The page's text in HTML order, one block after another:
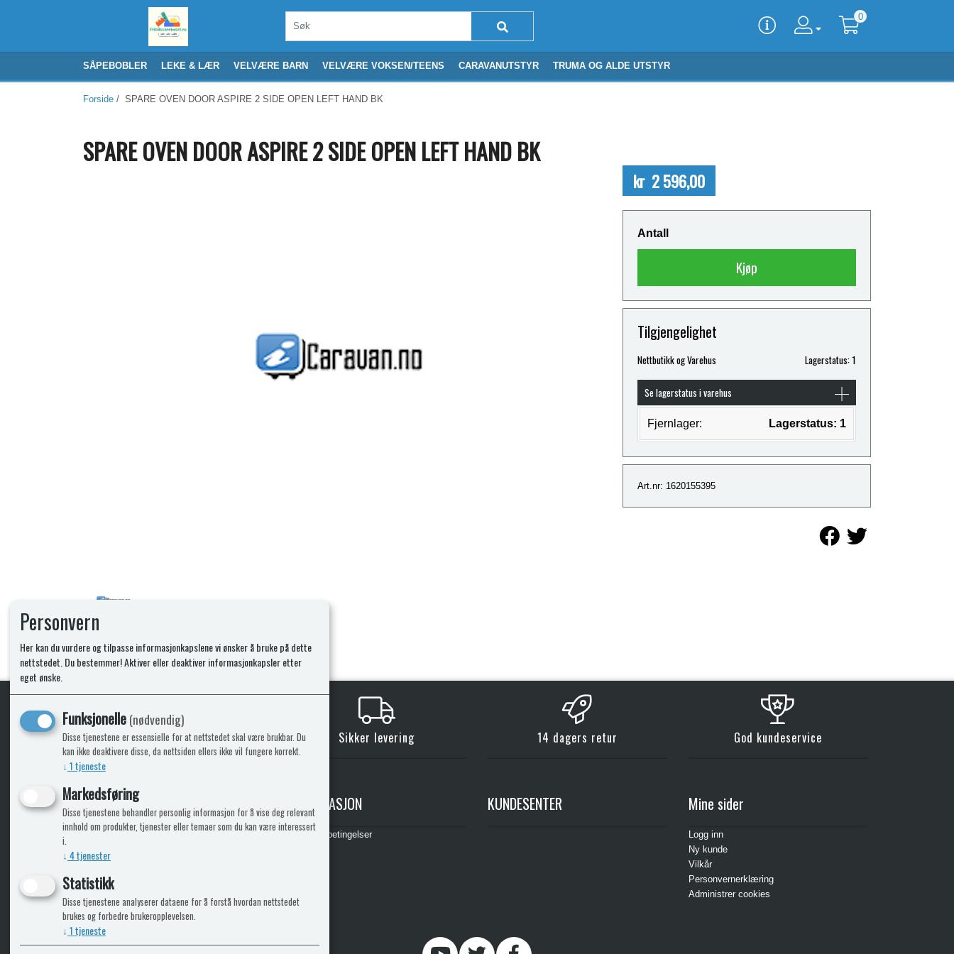
0
SÅPEBOBLER LEKE & LÆR VELVÆRE BARN VELVÆRE VOKSEN/TEENS CARAVANUTSTYR TRUMA OG ALDE UTSTYR
Forside / SPARE OVEN DOOR ASPIRE 2 SIDE OPEN LEFT HAND BK
SPARE OVEN DOOR ASPIRE 2 SIDE OPEN LEFT HAND BK
kr 2 596,00
Antall
Kjøp
Tilgjengelighet
Nettbutikk og Varehus Lagerstatus: 1
Se lagerstatus i varehus
Fjernlager: Lagerstatus: 1
Art.nr: 1620155395
KLikk & hent Sikker levering 14 dagers retur God kundeservice
ICARAVANGRUPPEN
Trumadeler.no
Caravan.no
Fritidsvarehuset.no
Bobilkjeden - iCaravan Tromsø
INFORMASJON
Leveringsbetingelser
KUNDESENTER Mine sider
Logg inn
Ny kunde
Vilkår
Personvernerklæring
Administrer cookies
Personvern
Her kan du vurdere og tilpasse informasjonkapslene vi ønsker å bruke på dette
nettstedet. Du bestemmer! Aktiver eller deaktiver informasjonkapsler etter
eget ønske.
Funksjonelle(nødvendig)
Disse tjenestene er essensielle for at nettstedet skal være brukbar. Du
kan ikke deaktivere disse, da nettsiden ellers ikke vil fungere korrekt.
↓ 1tjeneste
Markedsføring
Disse tjenestene behandler personlig informasjon for å vise deg relevant
innhold om produkter, tjenester eller temaer som du kan være interessert
i.
↓ 4tjenester
Statistikk
Disse tjenestene analyserer dataene for å forstå hvordan nettstedet
brukes og forbedre brukeropplevelsen.
↓ 1tjeneste